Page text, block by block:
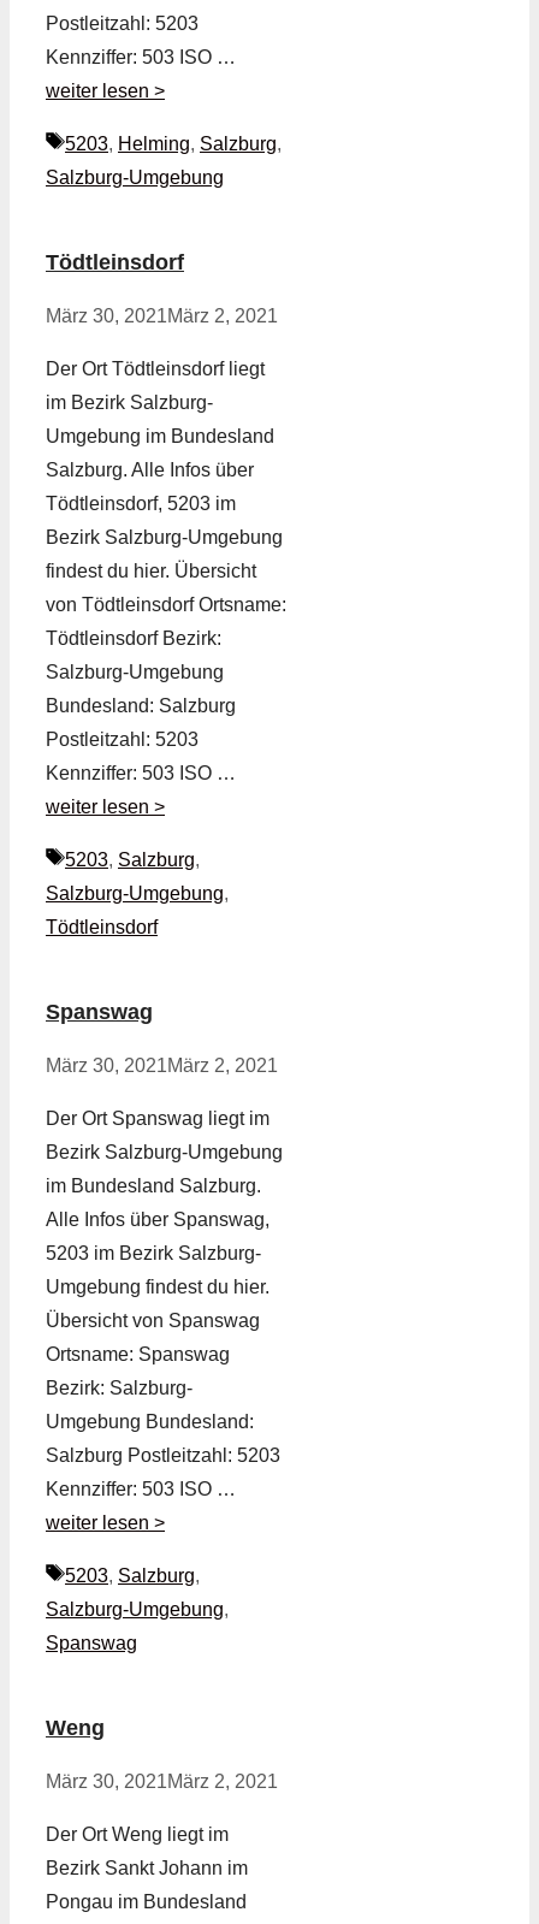
Postleitzahl: 5203
Kennziffer: 503 ISO …
weiter lesen >
Schlagwörter
5203, Helming, Salzburg,
Salzburg-Umgebung
Tödtleinsdorf
März 30, 2021März 2, 2021
Der Ort Tödtleinsdorf liegt
im Bezirk Salzburg-
Umgebung im Bundesland
Salzburg. Alle Infos über
Tödtleinsdorf, 5203 im
Bezirk Salzburg-Umgebung
findest du hier. Übersicht
von Tödtleinsdorf Ortsname:
Tödtleinsdorf Bezirk:
Salzburg-Umgebung
Bundesland: Salzburg
Postleitzahl: 5203
Kennziffer: 503 ISO …
weiter lesen >
Schlagwörter
5203, Salzburg,
Salzburg-Umgebung,
Tödtleinsdorf
Spanswag
März 30, 2021März 2, 2021
Der Ort Spanswag liegt im
Bezirk Salzburg-Umgebung
im Bundesland Salzburg.
Alle Infos über Spanswag,
5203 im Bezirk Salzburg-
Umgebung findest du hier.
Übersicht von Spanswag
Ortsname: Spanswag
Bezirk: Salzburg-
Umgebung Bundesland:
Salzburg Postleitzahl: 5203
Kennziffer: 503 ISO …
weiter lesen >
Schlagwörter
5203, Salzburg,
Salzburg-Umgebung,
Spanswag
Weng
März 30, 2021März 2, 2021
Der Ort Weng liegt im
Bezirk Sankt Johann im
Pongau im Bundesland